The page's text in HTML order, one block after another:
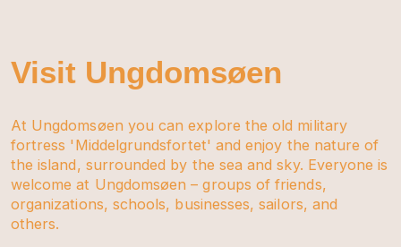
Visit Ungdomsøen
At Ungdomsøen you can explore the old military
fortress 'Middelgrundsfortet' and enjoy the nature of
the island, surrounded by the sea and sky. Everyone is
welcome at Ungdomsøen – groups of friends,
organizations, schools, businesses, sailors, and
others.